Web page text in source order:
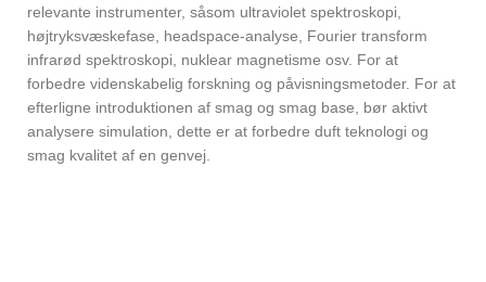
relevante instrumenter, såsom ultraviolet spektroskopi,
højtryksvæskefase, headspace-analyse, Fourier transform
infrarød spektroskopi, nuklear magnetisme osv. For at
forbedre videnskabelig forskning og påvisningsmetoder. For at
efterligne introduktionen af ​​smag og smag base, bør aktivt
analysere simulation, dette er at forbedre duft teknologi og
smag kvalitet af en genvej.